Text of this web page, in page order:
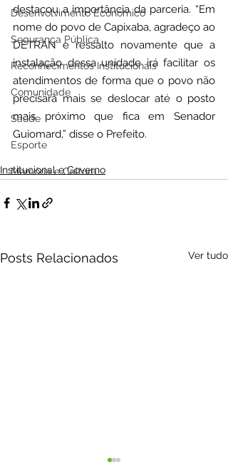
Desenvolvimento Econômico
Segurança Pública
Reconhecimentos Institucionais
Comunidade
Saúde
Esporte
Memória e Cultura
destacou a importância da parceria. “Em
nome do povo de Capixaba, agradeço ao
DETRAN e ressalto novamente que a
instalação dessa unidade irá facilitar os
atendimentos de forma que o povo não
precisará mais se deslocar até o posto
mais próximo que fica em Senador
Guiomard,” disse o Prefeito.
Institucional e Governo
Posts Relacionados Ver tudo